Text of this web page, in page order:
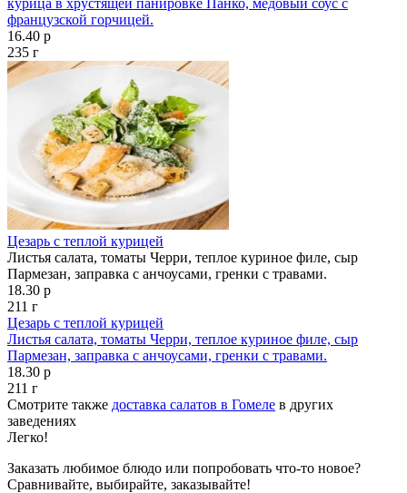
французской горчицей.
16.40 р
235 г
Цезарь с теплой курицей
Листья салата, томаты Черри, теплое куриное филе, сыр
Пармезан, заправка с анчоусами, гренки с травами.
18.30 р
211 г
Цезарь с теплой курицей
Листья салата, томаты Черри, теплое куриное филе, сыр
Пармезан, заправка с анчоусами, гренки с травами.
18.30 р
211 г
Смотрите также доставка салатов в Гомеле в других
заведениях
Легко!
Заказать любимое блюдо или попробовать что-то новое?
Сравнивайте, выбирайте, заказывайте!